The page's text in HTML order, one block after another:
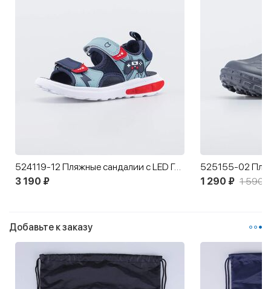
524119-12 Пляжные сандалии с LED Геймер
3 190 ₽
1 290 ₽ 1 590 ₽
Добавьте к заказу